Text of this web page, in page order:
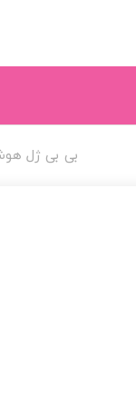
بی بی ژل